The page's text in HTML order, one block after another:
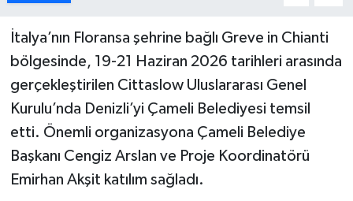
İtalya’nın Floransa şehrine bağlı Greve in Chianti
bölgesinde, 19-21 Haziran 2026 tarihleri arasında
gerçekleştirilen Cittaslow Uluslararası Genel
Kurulu’nda Denizli’yi Çameli Belediyesi temsil
etti. Önemli organizasyona Çameli Belediye
Başkanı Cengiz Arslan ve Proje Koordinatörü
Emirhan Akşit katılım sağladı.